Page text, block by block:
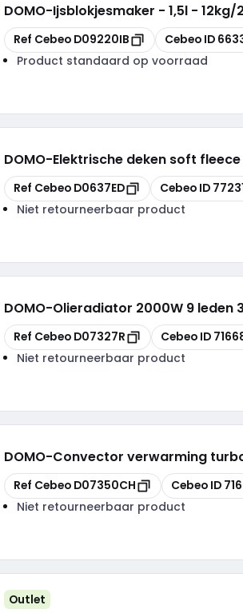
DOMO-Ijsblokjesmaker - 1,5l -
Kopiëren
Ref Cebeo D09220IB Kopiëren
Cebeo ID
Product standaard op voorraad
DOMO-Elektrische deken soft fleece
Kopiëren
Ref Cebeo D0637ED Kopiëren
Cebeo ID
Niet retourneerbaar product
DOMO-Olieradiator 2000W 9 leden
Kopiëren
Ref Cebeo D07327R Kopiëren
Cebeo ID
Niet retourneerbaar product
DOMO-Convector verwarming
Kopiëren
Ref Cebeo D07350CH Kopiëren
Cebeo ID
Niet retourneerbaar product
Outlet